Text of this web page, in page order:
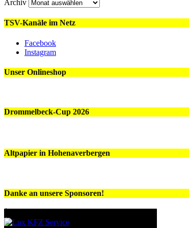
Archiv
TSV-Kanäle im Netz
Facebook
Instagram
Unser Onlineshop
Drommelbeck-Cup 2026
Altpapier in Hohenaverbergen
Danke an unsere Sponsoren!